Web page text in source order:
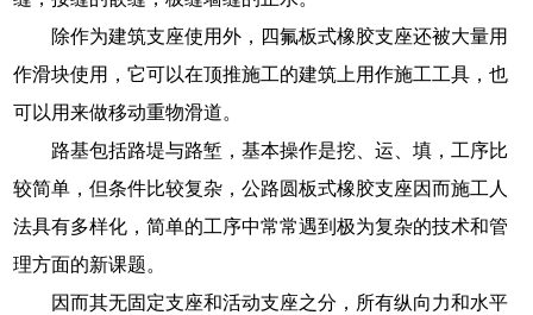
除作为建筑支座使用外，四氟板式橡胶支座还被大量用
作滑块使用，它可以在顶推施工的建筑上用作施工工具，也
可以用来做移动重物滑道。
路基包括路堤与路堑，基本操作是挖、运、填，工序比
较简单，但条件比较复杂，公路圆板式橡胶支座因而施工人
法具有多样化，简单的工序中常常遇到极为复杂的技术和管
理方面的新课题。
因而其无固定支座和活动支座之分，所有纵向力和水平